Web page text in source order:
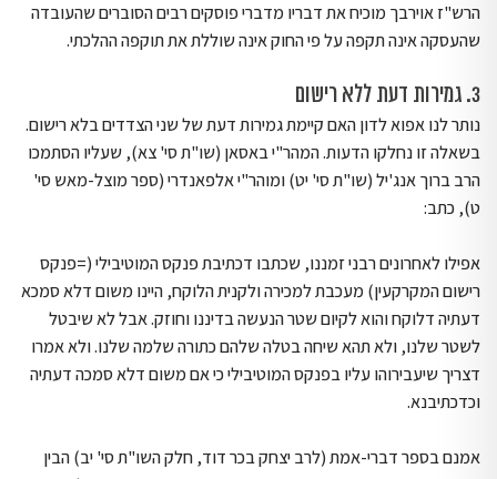
הרש"ז אוירבך מוכיח את דבריו מדברי פוסקים רבים הסוברים שהעובדה
שהעסקה אינה תקפה על פי החוק אינה שוללת את תוקפה ההלכתי.
3. גמירות דעת ללא רישום
נותר לנו אפוא לדון האם קיימת גמירות דעת של שני הצדדים בלא רישום.
בשאלה זו נחלקו הדעות. המהר"י באסאן (שו"ת סי' צא), שעליו הסתמכו
הרב ברוך אנג'יל (שו"ת סי' יט) ומוהר"י אלפאנדרי (ספר מוצל-מאש סי'
ט), כתב:
אפילו לאחרונים רבני זמננו, שכתבו דכתיבת פנקס המוטיבילי (=פנקס
רישום המקרקעין) מעכבת למכירה ולקנית הלוקח, היינו משום דלא סמכא
דעתיה דלוקח והוא לקיום שטר הנעשה בדיננו וחוזק. אבל לא שיבטל
לשטר שלנו, ולא תהא שיחה בטלה שלהם כתורה שלמה שלנו. ולא אמרו
דצריך שיעבירוהו עליו בפנקס המוטיבילי כי אם משום דלא סמכה דעתיה
וכדכתיבנא.
אמנם בספר דברי-אמת (לרב יצחק בכר דוד, חלק השו"ת סי' יב) הבין